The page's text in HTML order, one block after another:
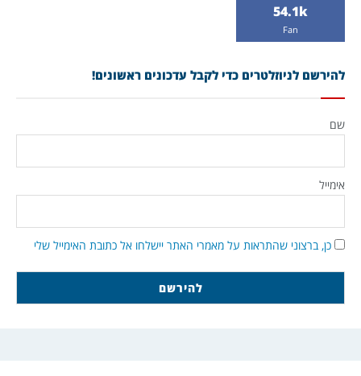
54.1k
Fan
להירשם לניוזלטרים כדי לקבל עדכונים ראשונים!
שם
אימייל
כן, ברצוני שהתראות על מאמרי האתר יישלחו אל כתובת האימייל שלי